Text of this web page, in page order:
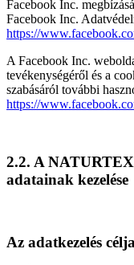
Facebook Inc.
Facebook Inc.
https://
A Facebook Inc.
tevékenységéről és a
szabásáról további
https://
2.2. A
adatainak kezelése
Az adatkezelés célja